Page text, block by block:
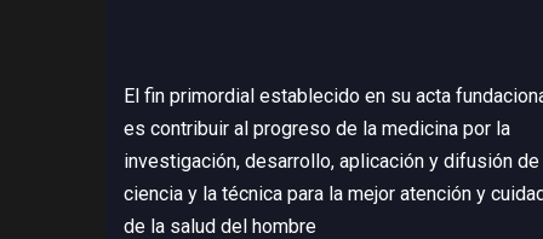
El fin primordial establecido en su acta
es contribuir al progreso de la medicina por la
investigación, desarrollo, aplicación y difusión de
ciencia y la técnica para la mejor atención y
de la salud del hombre